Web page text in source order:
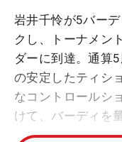
岩井千怜が5バー
クし、トーナメン
ダーに到達。通算
の安定したティシ
なコントロールシ
けて、バーディを